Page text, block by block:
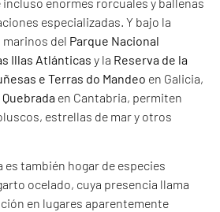
especializadas. Y bajo la
del Parque Nacional
Illas Atlánticas y la Reserva de la
e Terras do Mandeo en Galicia,
en Cantabria, permiten
estrellas de mar y otros
también hogar de especies
ocelado, cuya presencia llama
en lugares aparentemente